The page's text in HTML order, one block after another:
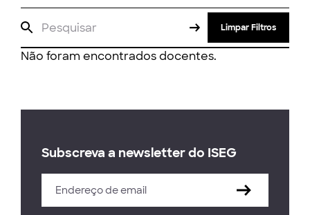
Limpar Filtros
Não foram encontrados docentes.
Subscreva a newsletter do ISEG